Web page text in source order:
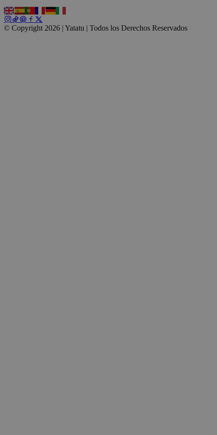
© Copyright 2026 | Yatatu | Todos los Derechos Reservados
el inicio de sesión de usuario y la gestión de cuentas. El sitio web
correctamente sin las cookies estrictamente necesarias.
Nombre
Proveedor /